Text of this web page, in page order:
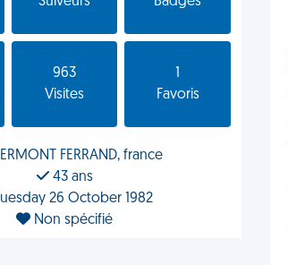
963
Visites
Favoris
FERRAND, france
43 ans
26 October 1982
Non spécifié